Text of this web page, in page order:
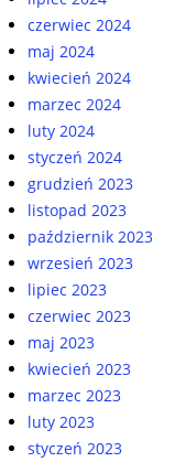
czerwiec 2024
maj 2024
kwiecień 2024
marzec 2024
luty 2024
styczeń 2024
grudzień 2023
listopad 2023
październik 2023
wrzesień 2023
lipiec 2023
czerwiec 2023
maj 2023
kwiecień 2023
marzec 2023
luty 2023
styczeń 2023